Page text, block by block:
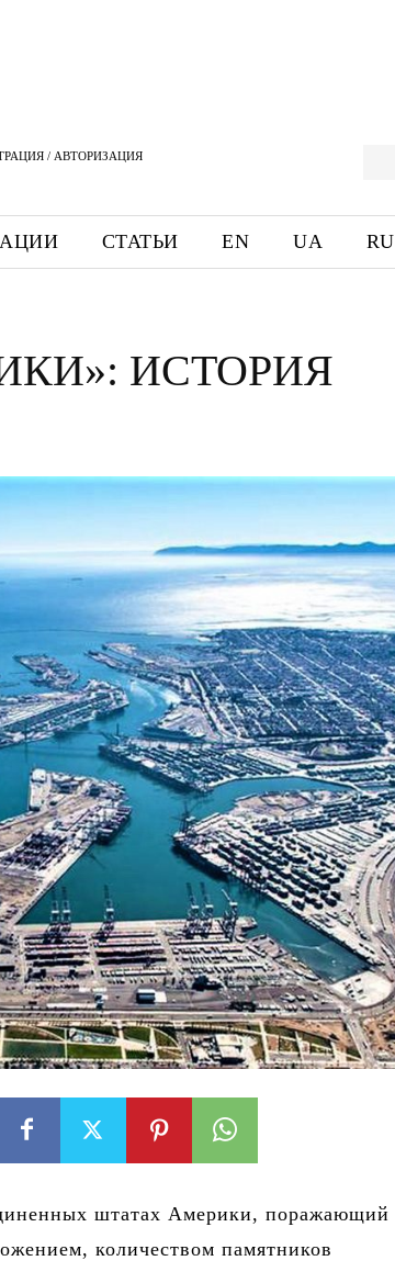
/ АВТОРИЗАЦИЯ
СТАТЬИ EN UA RU
ИСТОРИЯ
штатах Америки, поражающий
количеством памятников